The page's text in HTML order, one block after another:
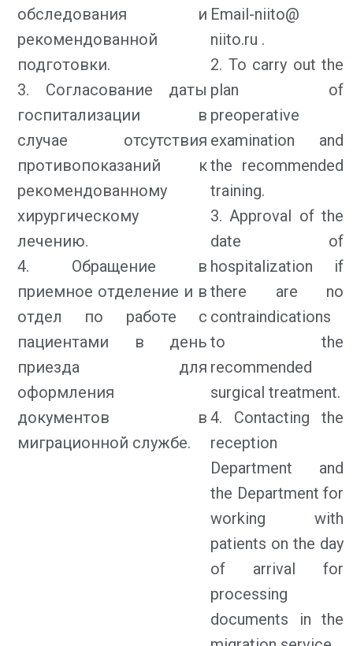
обследования и
рекомендованной
подготовки.
3. Согласование даты
госпитализации в
случае отсутствия
противопоказаний к
рекомендованному
хирургическому
лечению.
4. Обращение в
приемное отделение и в
отдел по работе с
пациентами в день
приезда для
оформления
документов в
миграционной службе.
Email-niito@
niito.ru .
2. To carry out the
plan of
preoperative
examination and
the recommended
training.
3. Approval of the
date of
hospitalization if
there are no
contraindications
to the
recommended
surgical treatment.
4. Contacting the
reception
Department and
the Department for
working with
patients on the day
of arrival for
processing
documents in the